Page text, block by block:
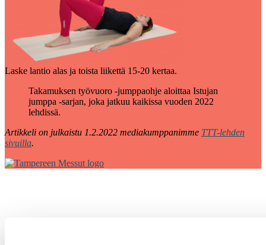
Laske lantio alas ja toista liikettä 15-20 kertaa.
Takamuksen työvuoro -jumppaohje aloittaa Istujan
jumppa -sarjan, joka jatkuu kaikissa vuoden 2022
lehdissä.
Artikkeli on julkaistu 1.2.2022 mediakumppanimme TTT-lehden
sivuilla.